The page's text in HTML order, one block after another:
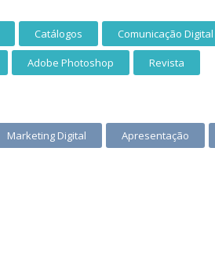
Catálogos Comunicação Digital
Adobe Photoshop Revista
Marketing Digital Apresentação